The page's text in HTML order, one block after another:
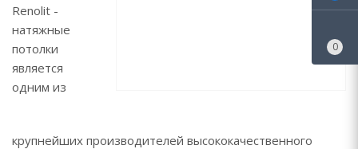
Renolit -
натяжные
потолки
является
одним из
крупнейших производителей высококачественного
0